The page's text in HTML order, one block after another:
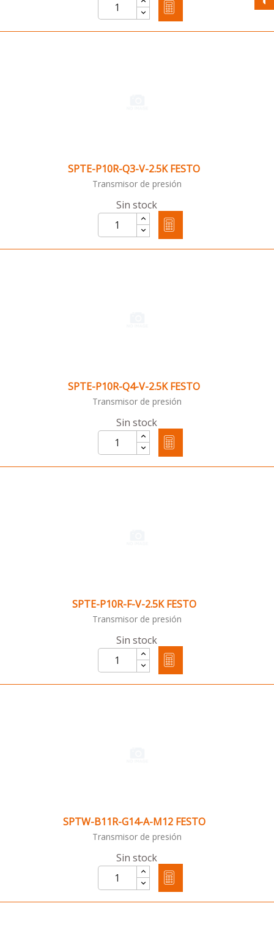
SPTE-P10R-Q3-V-2.5K FESTO
Transmisor de presión
Sin stock
SPTE-P10R-Q4-V-2.5K FESTO
Transmisor de presión
Sin stock
SPTE-P10R-F-V-2.5K FESTO
Transmisor de presión
Sin stock
SPTW-B11R-G14-A-M12 FESTO
Transmisor de presión
Sin stock